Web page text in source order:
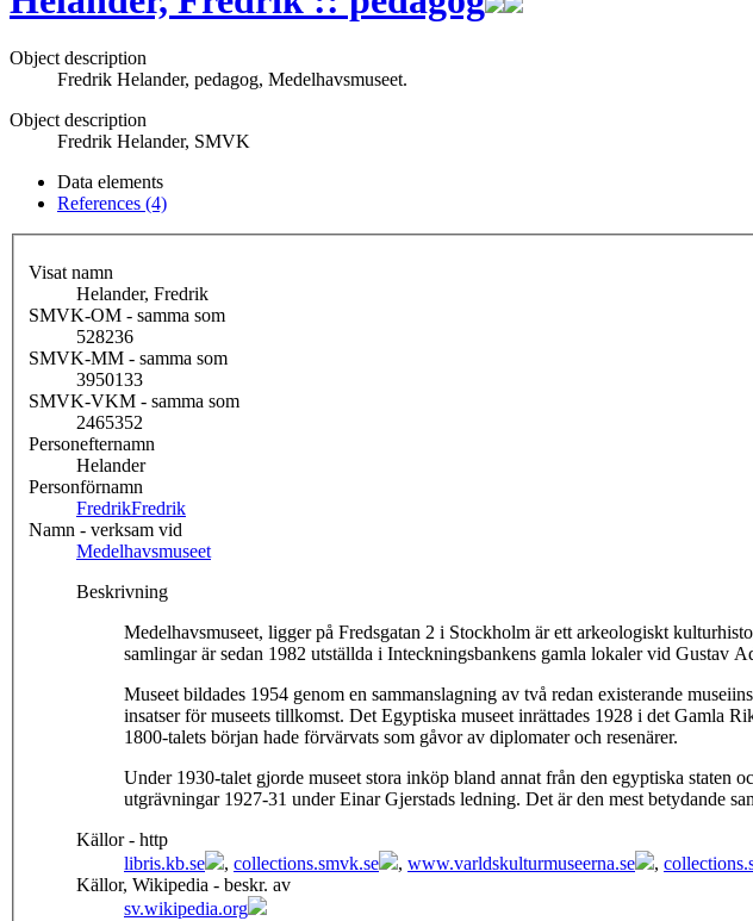
Object description
Fredrik Helander, pedagog, Medelhavsmuseet.
Object description
Fredrik Helander, SMVK
Data elements
References (4)
Visat namn
Helander, Fredrik
SMVK-OM - samma som
528236
SMVK-MM - samma som
3950133
SMVK-VKM - samma som
2465352
Personefternamn
Helander
Personförnamn
FredrikFredrik
Namn - verksam vid
Medelhavsmuseet
Beskrivning
Medelhavsmuseet, ligger på Fredsgatan 2 i Stockholm är ett arkeologiskt
samlingar är sedan 1982 utställda i Inteckningsbankens gamla lokaler vid Gustav
Museet bildades 1954 genom en sammanslagning av två redan existerande
insatser för museets tillkomst. Det Egyptiska museet inrättades 1928 i det Gamla
1800-talets början hade förvärvats som gåvor av diplomater och resenärer.
Under 1930-talet gjorde museet stora inköp bland annat från den egyptiska staten
utgrävningar 1927-31 under Einar Gjerstads ledning. Det är den mest betydande
Källor - http
libris.kb.se
, collections.smvk.se , www.varldskulturmuseerna.se ,
Källor, Wikipedia - beskr. av
sv.wikipedia.org